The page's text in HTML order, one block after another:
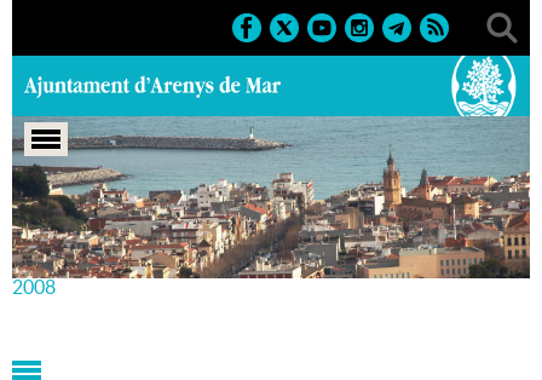
Portada > Agenda > 20-10-
2008 > Marcs > Culturals > 2008 > Activitats literàries
2008